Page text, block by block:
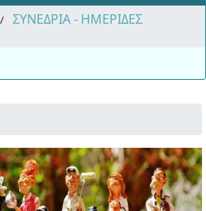
ΣΥΝΕΔΡΙΑ - ΗΜΕΡΙΔΕΣ